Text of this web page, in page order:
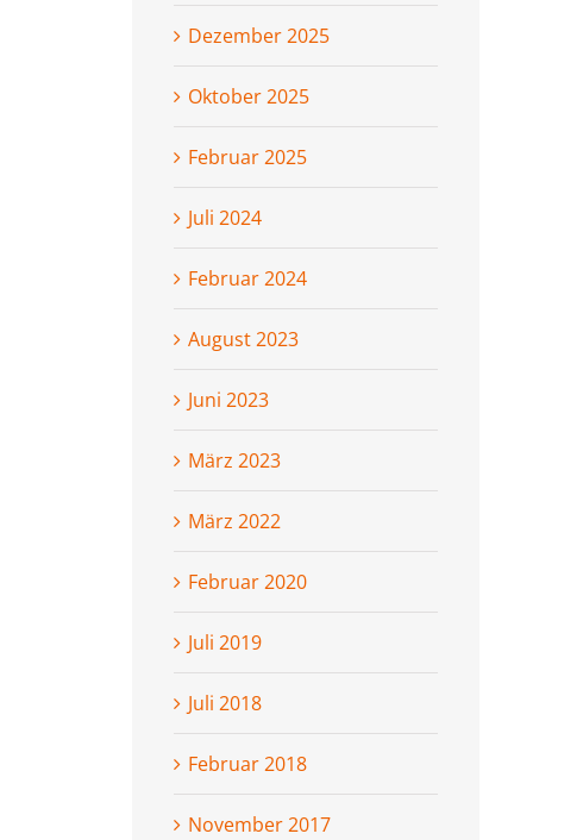
Dezember 2025
Oktober 2025
Februar 2025
Juli 2024
Februar 2024
August 2023
Juni 2023
März 2023
März 2022
Februar 2020
Juli 2019
Juli 2018
Februar 2018
November 2017